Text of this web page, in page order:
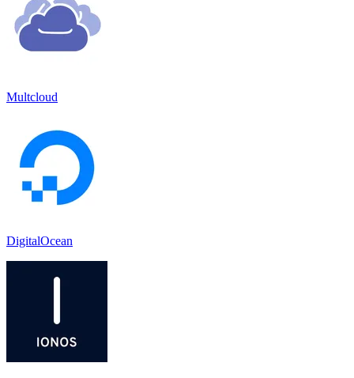
Multcloud
DigitalOcean